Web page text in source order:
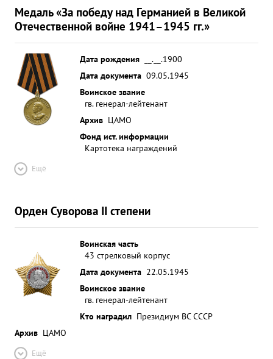
Медаль «За победу над Германией в Великой
Отечественной войне 1941–1945 гг.»
Дата рождения
__.__.1900
Дата документа 09.05.1945
Воинское звание
гв. генерал-лейтенант
Архив ЦАМО
Фонд ист. информации
Картотека награждений
Ещё
Орден Суворова II степени
Воинская часть
43 стрелковый корпус
Дата документа 22.05.1945
Воинское звание
гв. генерал-лейтенант
Кто наградил Президиум ВС СССР
Архив ЦАМО
Ещё